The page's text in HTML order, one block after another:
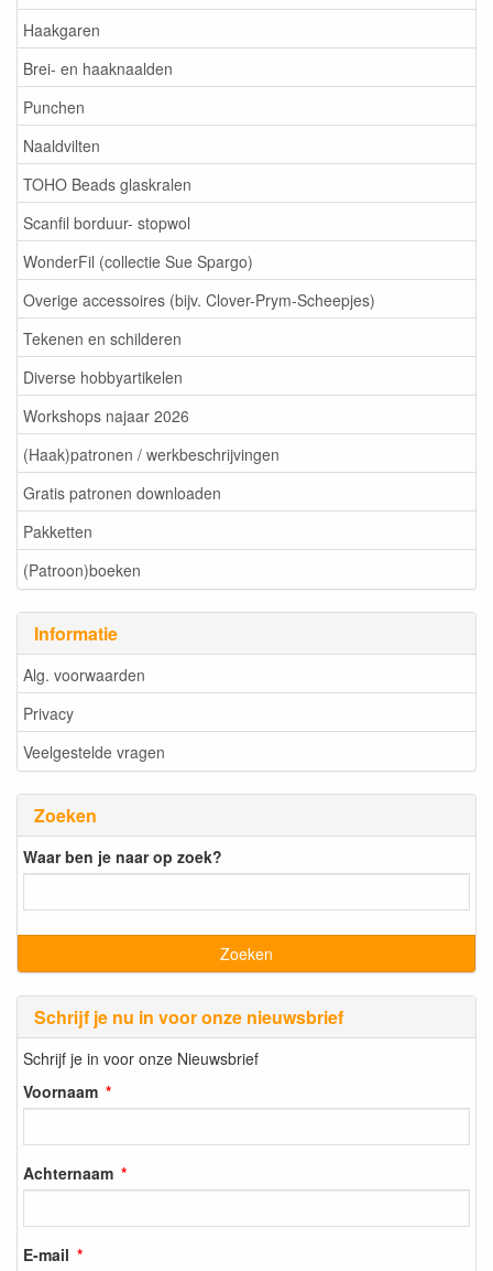
Haakgaren
Brei- en haaknaalden
Punchen
Naaldvilten
TOHO Beads glaskralen
Scanfil borduur- stopwol
WonderFil (collectie Sue Spargo)
Overige accessoires (bijv. Clover-Prym-Scheepjes)
Tekenen en schilderen
Diverse hobbyartikelen
Workshops najaar 2026
(Haak)patronen / werkbeschrijvingen
Gratis patronen downloaden
Pakketten
(Patroon)boeken
Informatie
Alg. voorwaarden
Privacy
Veelgestelde vragen
Zoeken
Waar ben je naar op zoek?
Schrijf je nu in voor onze nieuwsbrief
Schrijf je in voor onze Nieuwsbrief
Voornaam
Achternaam
E-mail